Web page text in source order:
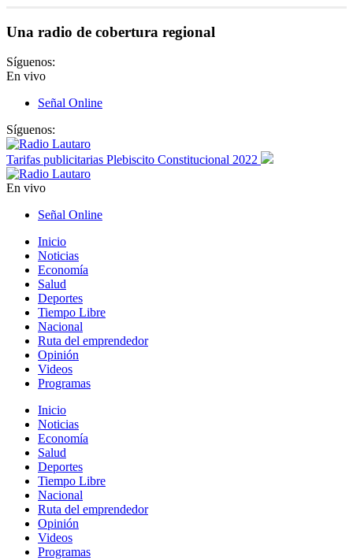
Una radio de cobertura regional
Síguenos:
En vivo
Señal Online
Síguenos:
Tarifas publicitarias Plebiscito Constitucional 2022
En vivo
Señal Online
Inicio
Noticias
Economía
Salud
Deportes
Tiempo Libre
Nacional
Ruta del emprendedor
Opinión
Videos
Programas
Inicio
Noticias
Economía
Salud
Deportes
Tiempo Libre
Nacional
Ruta del emprendedor
Opinión
Videos
Programas